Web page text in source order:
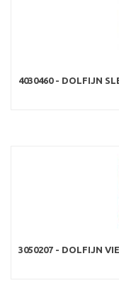
4030460 - DOLFIJN
3050207 - DOLFIJN